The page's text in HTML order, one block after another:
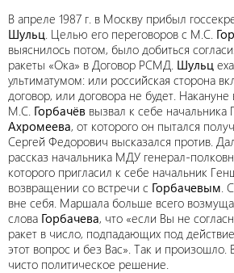
В апреле 1987 г. в Москву прибыл
Шульц. Целью его переговоров с М.С.
выяснилось потом, было добиться
ракеты «Ока» в Договор РСМД. Шульц
ультиматумом: или российская сторона
договор, или договора не будет. Накануне
М.С. Горбачёв вызвал к себе начальника
Ахромеева, от которого он пытался
Сергей Федорович высказался против.
рассказ начальника МДУ генерал-
которого пригласил к себе начальник
возвращении со встречи с Горбачевым.
вне себя. Маршала больше всего
слова Горбачева, что «если Вы не
ракет в число, подпадающих под
этот вопрос и без Вас». Так и
чисто политическое решение.